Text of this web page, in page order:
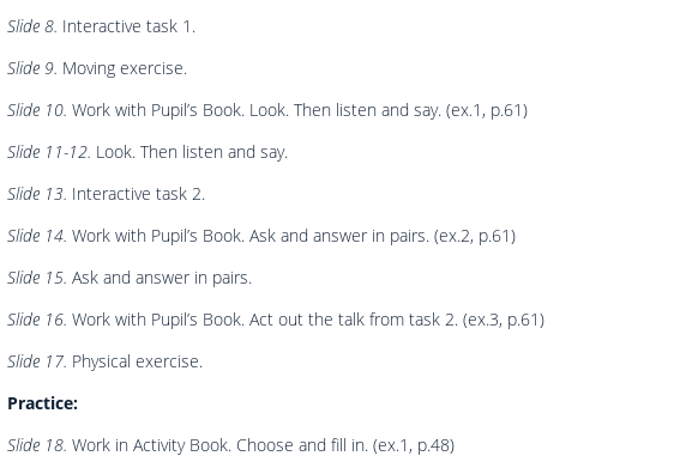
Slide 8. Interactive task 1.
Slide 9. Moving exercise.
Slide 10. Work with Pupil’s Book. Look. Then listen and say. (ex.1, p.61)
Slide 11-12. Look. Then listen and say.
Slide 13. Interactive task 2.
Slide 14. Work with Pupil’s Book. Ask and answer in pairs. (ex.2, p.61)
Slide 15. Ask and answer in pairs.
Slide 16. Work with Pupil’s Book. Act out the talk from task 2. (ex.3, p.61)
Slide 17. Physical exercise.
Practice:
Slide 18. Work in Activity Book. Choose and fill in. (ex.1, p.48)